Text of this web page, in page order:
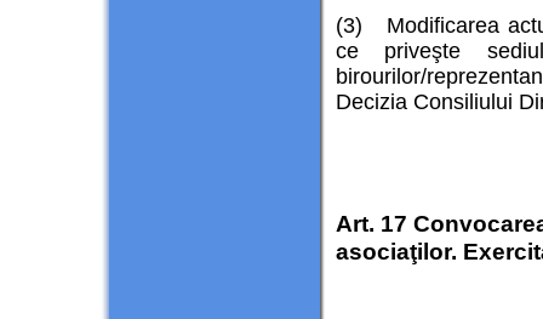
(3) Modificarea
ce priveşte
birourilor/
Decizia Consiliului
Art. 17
asociaţilor.